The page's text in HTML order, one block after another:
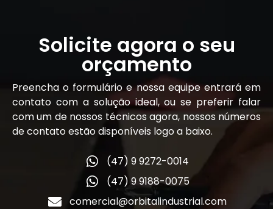
Solicite agora o seu
orçamento
Preencha o formulário e nossa equipe entrará em
contato com a solução ideal, ou se preferir falar
com um de nossos técnicos agora, nossos números
de contato estão disponíveis logo a baixo.
(47) 9 9272-0014
(47) 9 9188-0075
comercial@orbitalindustrial.com